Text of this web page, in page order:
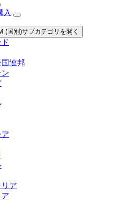
入
(国別)サブカテゴリを開く
連邦
ア